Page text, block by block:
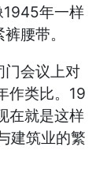
年一样
腰带。
门会议上对
作类比。19
在就是这样
建筑业的繁